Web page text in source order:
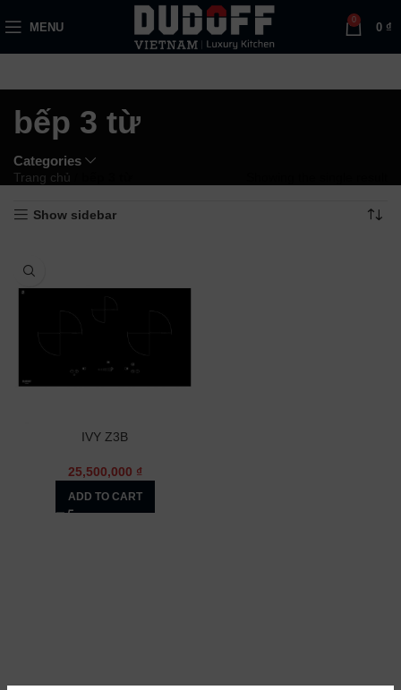
MENU
0
0 ₫
bếp 3 từ
Categories
Trang chủ
Show sidebar
IVY Z3B
25,500,000 ₫
ADD TO CART